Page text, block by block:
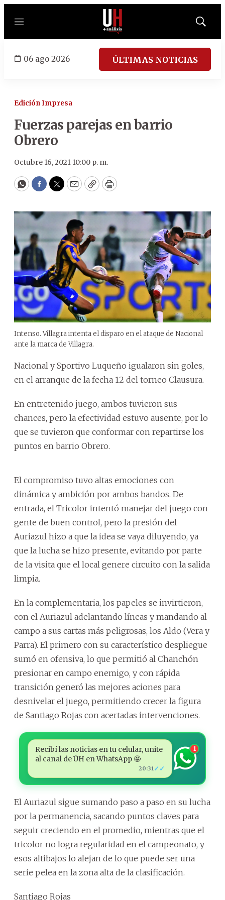
Menú
Mostrar
06 ago 2026 ÚLTIMAS NOTICIAS
Edición Impresa
Fuerzas parejas en barrio
Obrero
Octubre 16, 2021 10:00 p. m.
WhatsApp
Facebook
Twitter
EmailCopyPrint
Intenso. Villagra intenta el disparo en el ataque de Nacional
ante la marca de Villagra.
Nacional y Sportivo Luqueño igualaron sin goles,
en el arranque de la fecha 12 del torneo Clausura.
En entretenido juego, ambos tuvieron sus
chances, pero la efectividad estuvo ausente, por lo
que se tuvieron que conformar con repartirse los
puntos en barrio Obrero.
El compromiso tuvo altas emociones con
dinámica y ambición por ambos bandos. De
entrada, el Tricolor intentó manejar del juego con
gente de buen control, pero la presión del
Auriazul hizo a que la idea se vaya diluyendo, ya
que la lucha se hizo presente, evitando por parte
de la visita que el local genere circuito con la salida
limpia.
En la complementaria, los papeles se invirtieron,
con el Auriazul adelantando líneas y mandando al
campo a sus cartas más peligrosas, los Aldo (Vera y
Parra). El primero con su característico despliegue
sumó en ofensiva, lo que permitió al Chanchón
presionar en campo enemigo, y con rápida
transición generó las mejores aciones para
desnivelar el juego, permitiendo crecer la figura
de Santiago Rojas con acertadas intervenciones.
Recibí las noticias en tu celular, unite
al canal de ÚH en WhatsApp 🤩
20:31 ✓✓
1
El Auriazul sigue sumando paso a paso en su lucha
por la permanencia, sacando puntos claves para
seguir creciendo en el promedio, mientras que el
tricolor no logra regularidad en el campeonato, y
esos altibajos lo alejan de lo que puede ser una
serie pelea en la zona alta de la clasificación.
Santiago Rojas